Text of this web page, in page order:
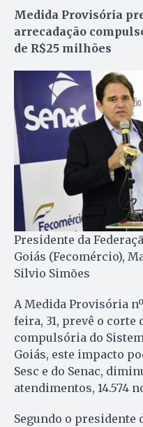
Medida Provisória
arrecadação
de R$25 milhões
Presidente da
Goiás (Fecomércio),
Silvio Simões
A Medida Provisória
feira, 31, prevê o corte
compulsória do
Goiás, este impacto
Sesc e do Senac,
atendimentos, 14.574
Segundo o presidente